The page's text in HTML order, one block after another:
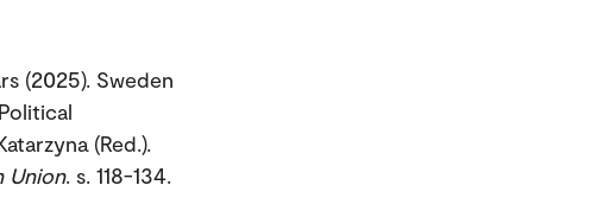
(2025). Sweden
(Red.).
Union. s. 118-134.